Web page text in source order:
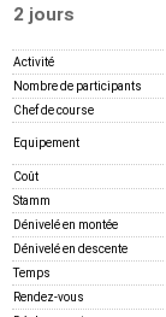
2 jours
Activité
Nombre de participants
Chef de course
Equipement
Coût
Stamm
Dénivelé en montée
Dénivelé en descente
Temps
Rendez-vous